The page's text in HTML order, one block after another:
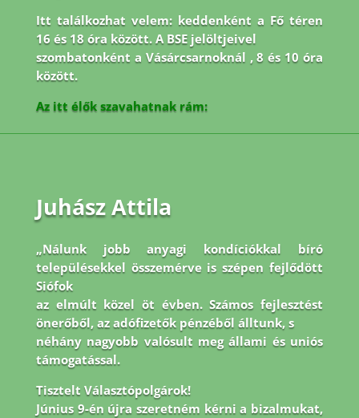
Itt találkozhat velem: keddenként a Fő téren
16 és 18 óra között. A BSE jelöltjeivel
szombatonként a Vásárcsarnoknál , 8 és 10 óra
között.
Az itt élők szavahatnak rám:
Juhász Attila
„Nálunk jobb anyagi kondíciókkal bíró
településekkel összemérve is szépen fejlődött
Siófok
az elmúlt közel öt évben. Számos fejlesztést
önerőből, az adófizetők pénzéből álltunk, s
néhány nagyobb valósult meg állami és uniós
támogatással.
Tisztelt Választópolgárok!
Június 9-én újra szeretném kérni a bizalmukat,